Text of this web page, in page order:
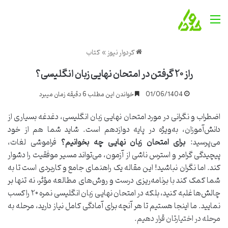
منو
کردوار نیوز»کتاب
راز ۲۰ گرفتن در امتحان نهایی زبان انگلیسی؟
01/06/1404 خواندن این مطلب 6 دقیقه زمان میبرد
اضطراب و نگرانی در مورد امتحان نهایی زبان انگلیسی، دغدغه بسیاری از
دانش‌آموزان، به‌ویژه در پایه دوازدهم است. شاید شما هم از خود
می‌پرسید: برای امتحان زبان نهایی چه بخوانیم؟ فراموشی لغات،
پیچیدگی گرامر و استرس ناشی از آزمون، می‌تواند مسیر موفقیت را دشوار
کند. اما نگران نباشید! این مقاله یک راهنمای جامع و کاربردی است تا به
شما کمک کند با برنامه‌ریزی درست و روش‌های مطالعه مؤثر، نه تنها بر
چالش‌ها غلبه کنید، بلکه در امتحان نهایی زبان انگلیسی نمره ۲۰ را کسب
نمایید. ما اینجا هستیم تا هر آنچه برای آمادگی کامل نیاز دارید، مرحله به
مرحله در اختیارتان قرار دهیم.